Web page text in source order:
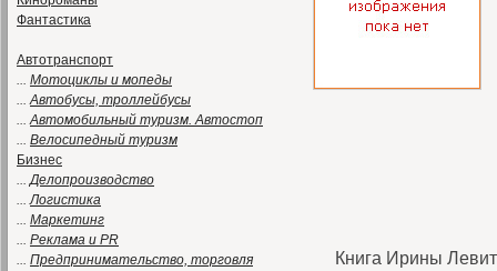
Фантастика
Автотранспорт
... Мотоциклы и мопеды
...Автобусы, троллейбусы
...Автомобильный туризм. Автостоп
... Велосипедный туризм
Бизнес
...Делопроизводство
...Логистика
... Маркетинг
... Реклама и PR
... Предпринимательство, торговля
Книга Ирины